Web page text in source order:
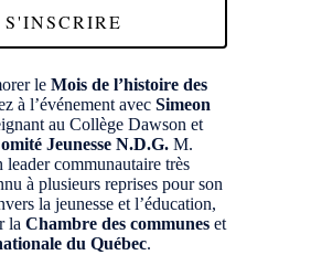
leMois de l’histoire des
à l’événement avecSimeon
au Collège Dawson et
Jeunesse N.D.G. M.
leader communautaire très
à plusieurs reprises pour son
la jeunesse et l’éducation,
laChambre des communes et
du Québec.
S'INSCRIRE